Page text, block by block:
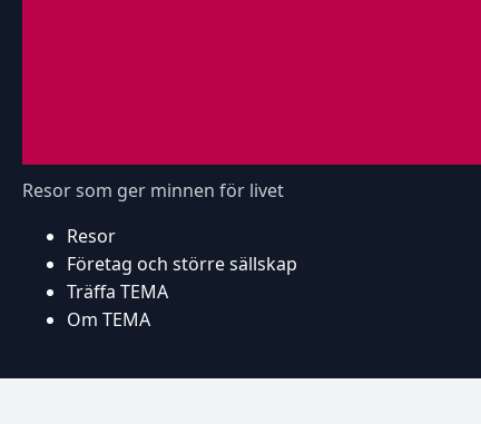
Resor som ger minnen för livet
Resor
Företag och större sällskap
Träffa TEMA
Om TEMA